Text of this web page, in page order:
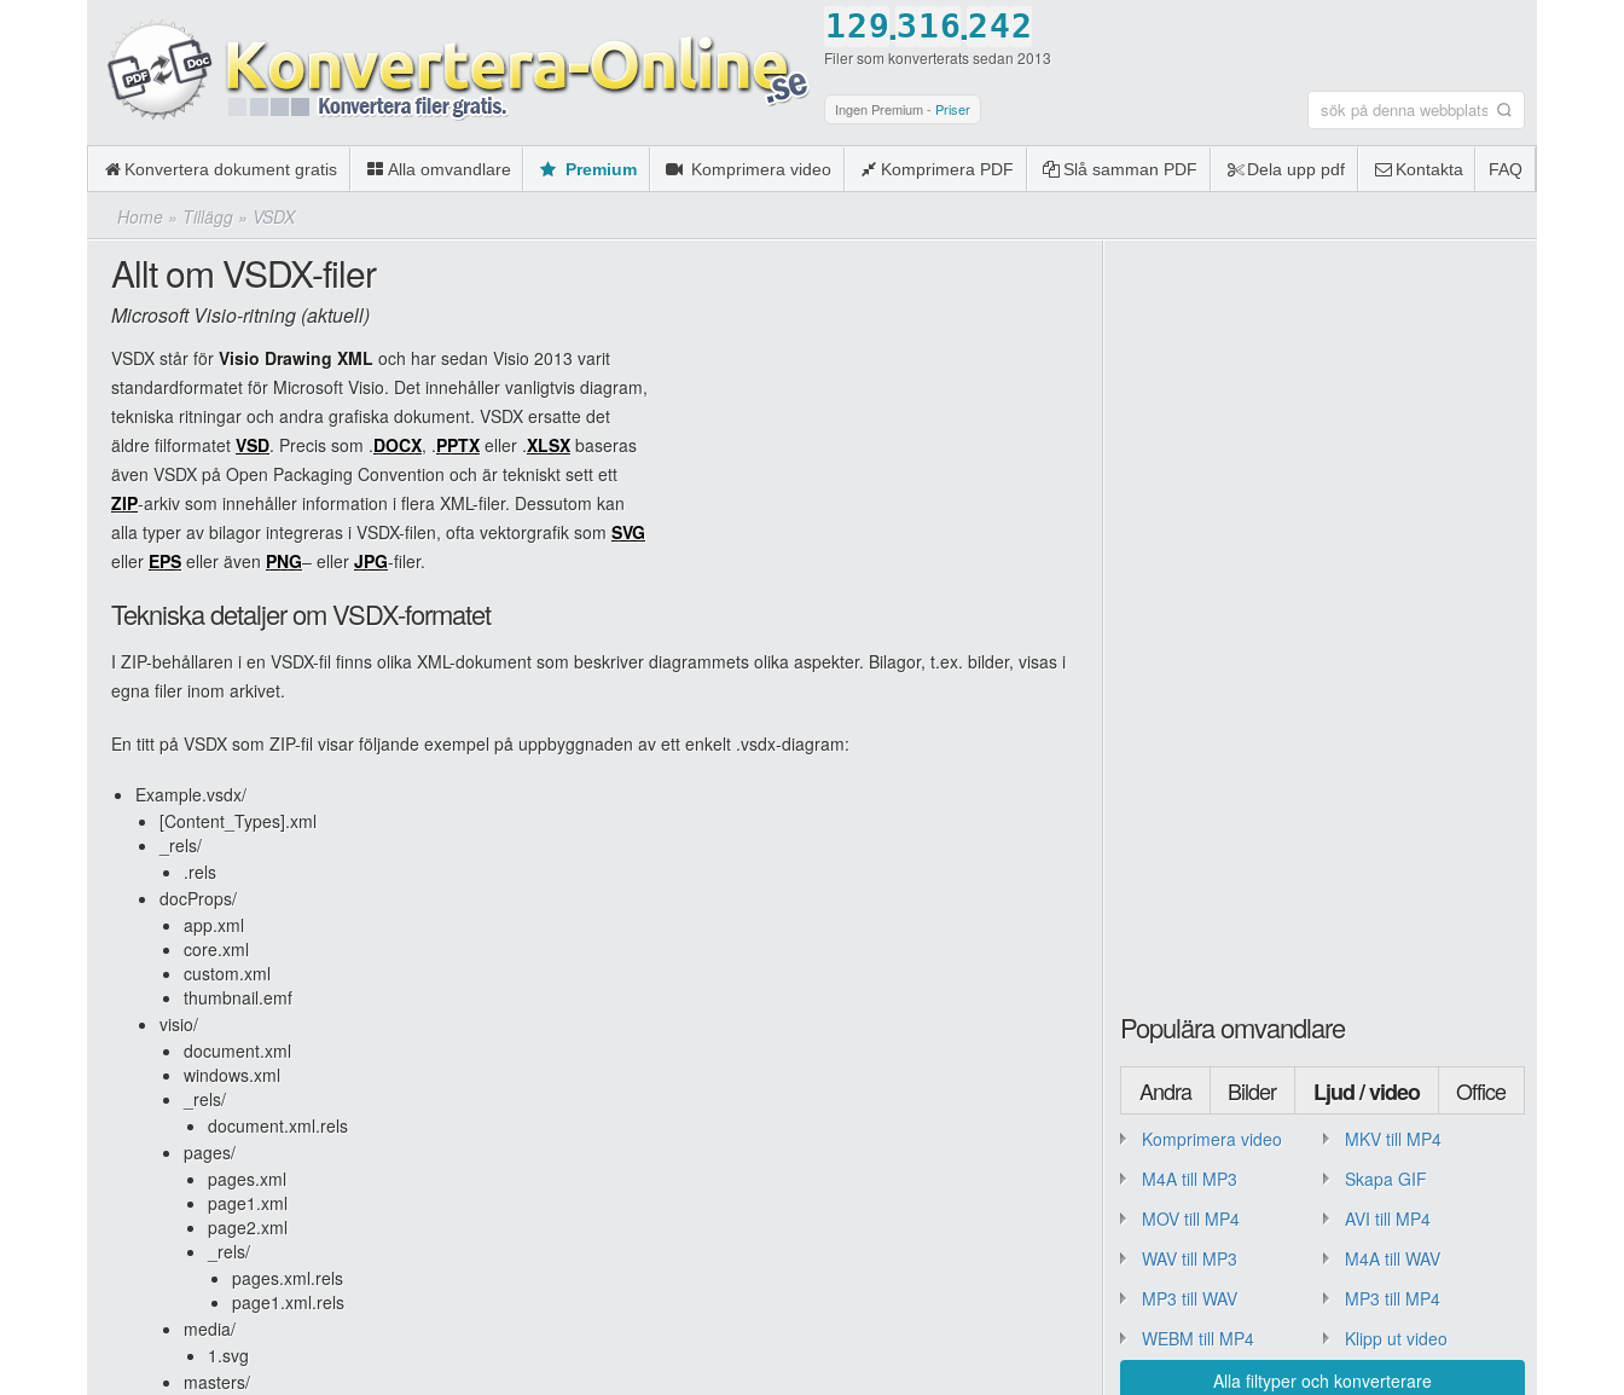
1
2
3
4
5
6
2
3
4
5
6
7
9
0
.3
4
5
6
7
8
1
2
3
4
5
6
6
7
8
9
0
.2
3
4
5
6
7
4
5
7
8
9
2
3
5
6
7
Filer som konverterats sedan 2013
Ingen Premium - Priser
Konvertera dokument gratis Alla omvandlare Premium Komprimera video Komprimera PDF Slå samman PDF Dela upp pdf Kontakta FAQ
Home » Tillägg » VSDX
Allt om VSDX-filer
Microsoft Visio-ritning (aktuell)
VSDX står för Visio Drawing XML och har sedan Visio 2013 varit
standardformatet för Microsoft Visio. Det innehåller vanligtvis diagram,
tekniska ritningar och andra grafiska dokument. VSDX ersatte det
äldre filformatet VSD. Precis som .DOCX, .PPTX eller .XLSX baseras
även VSDX på Open Packaging Convention och är tekniskt sett ett
ZIP-arkiv som innehåller information i flera XML-filer. Dessutom kan
alla typer av bilagor integreras i VSDX-filen, ofta vektorgrafik som SVG
eller EPS eller även PNG– eller JPG-filer.
Tekniska detaljer om VSDX-formatet
I ZIP-behållaren i en VSDX-fil finns olika XML-dokument som beskriver diagrammets olika aspekter. Bilagor, t.ex. bilder, visas i
egna filer inom arkivet.
En titt på VSDX som ZIP-fil visar följande exempel på uppbyggnaden av ett enkelt .vsdx-diagram:
Example.vsdx/
[Content_Types].xml
_rels/
.rels
docProps/
app.xml
core.xml
custom.xml
thumbnail.emf
visio/
document.xml
windows.xml
_rels/
document.xml.rels
pages/
pages.xml
page1.xml
page2.xml
_rels/
pages.xml.rels
page1.xml.rels
media/
1.svg
masters/
Populära omvandlare
Andra Bilder Ljud / video Office
Komprimera video
MKV till MP4
M4A till MP3
Skapa GIF
MOV till MP4
AVI till MP4
WAV till MP3
M4A till WAV
MP3 till WAV
MP3 till MP4
WEBM till MP4
Klipp ut video
Alla filtyper och konverterare